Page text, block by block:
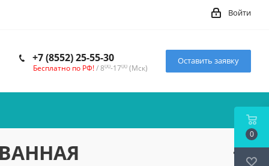
Войти
+7 (8552) 25-55-30
Бесплатно по РФ!/ 800-1700 (Мск)
Оставить заявку
0